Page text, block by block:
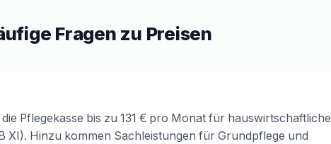
Fragen zu Preisen
Pflegekasse bis zu 131 € pro Monat für hauswirtschaftliche
XI). Hinzu kommen Sachleistungen für Grundpflege und